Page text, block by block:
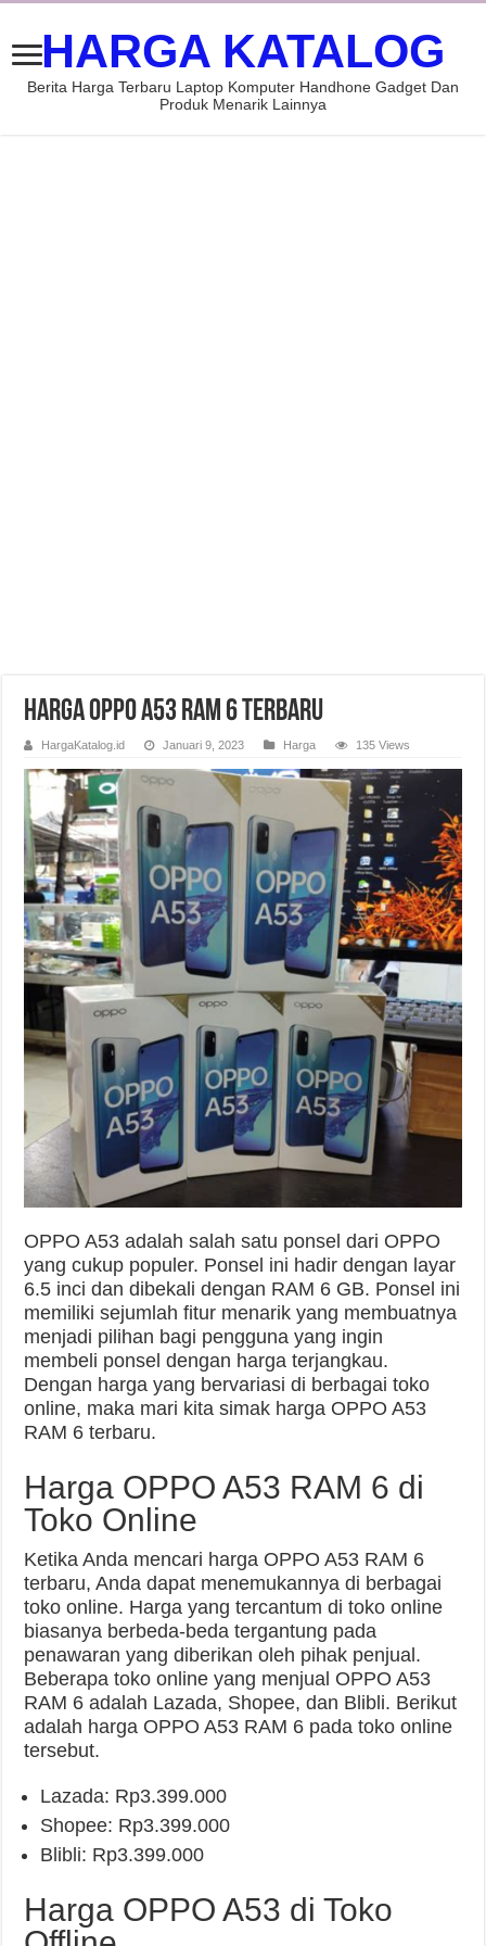
HARGA KATALOG
Berita Harga Terbaru Laptop Komputer Handhone Gadget Dan
Produk Menarik Lainnya
Harga OPPO A53 RAM 6 Terbaru
HargaKatalog.id Januari 9, 2023 Harga 135 Views
OPPO A53 adalah salah satu ponsel dari OPPO
yang cukup populer. Ponsel ini hadir dengan layar
6.5 inci dan dibekali dengan RAM 6 GB. Ponsel ini
memiliki sejumlah fitur menarik yang membuatnya
menjadi pilihan bagi pengguna yang ingin
membeli ponsel dengan harga terjangkau.
Dengan harga yang bervariasi di berbagai toko
online, maka mari kita simak harga OPPO A53
RAM 6 terbaru.
Harga OPPO A53 RAM 6 di
Toko Online
Ketika Anda mencari harga OPPO A53 RAM 6
terbaru, Anda dapat menemukannya di berbagai
toko online. Harga yang tercantum di toko online
biasanya berbeda-beda tergantung pada
penawaran yang diberikan oleh pihak penjual.
Beberapa toko online yang menjual OPPO A53
RAM 6 adalah Lazada, Shopee, dan Blibli. Berikut
adalah harga OPPO A53 RAM 6 pada toko online
tersebut.
Lazada: Rp3.399.000
Shopee: Rp3.399.000
Blibli: Rp3.399.000
Harga OPPO A53 di Toko